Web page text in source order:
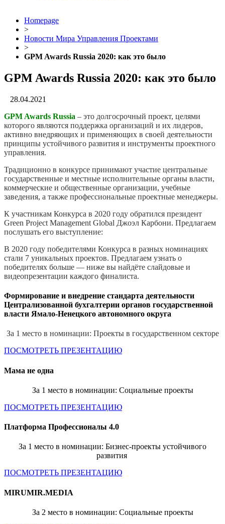
Homepage
>
Новости Мира Управления Проектами
>
GPM Awards Russia 2020: как это было
GPM Awards Russia 2020: как это было
28.04.2021
GPM Awards Russia – это долгосрочный проект, целями
которого являются поддержка организаций и их лидеров,
активно внедряющих и применяющих в своей деятельности
принципы устойчивого развития и инструменты проектного
управления.
Традиционно в конкурсе принимают участие центральные
государственные и местные исполнительные органы власти,
коммерческие и общественные организации, учебные
заведения, а также профессиональные проектные менеджеры.
К участникам Конкурса в 2020 году обратился президент
Green Project Management Global Джоэл Карбони. Предлагаем
послушать его выступление:
В 2020 году победителями Конкурса в разных номинациях
стали 7 уникальных проектов. Предлагаем узнать о
победителях больше — ниже вы найдёте слайдовые и
видеопрезентации каждого финалиста.
Формирование и внедрение стандарта деятельности
Централизованной бухгалтерии органов государственной
власти Ямало-Ненецкого автономного округа
За 1 место в номинации: Проекты в государственном секторе
ПОСМОТРЕТЬ ПРЕЗЕНТАЦИЮ
Мама не одна
За 1 место в номинации: Социальные проекты
ПОСМОТРЕТЬ ПРЕЗЕНТАЦИЮ
Платформа Профессионалы 4.0
За 1 место в номинации: Бизнес-проекты устойчивого
развития
ПОСМОТРЕТЬ ПРЕЗЕНТАЦИЮ
MIRUMIR.MEDIA
За 2 место в номинации: Социальные проекты